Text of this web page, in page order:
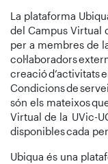
La plataforma
del Campus Virtual
per a membres de
col·laboradors
creació d’activitats
Condicions de
són els mateixos
Virtual de la UVic-
disponibles cada
Ubiqua és una